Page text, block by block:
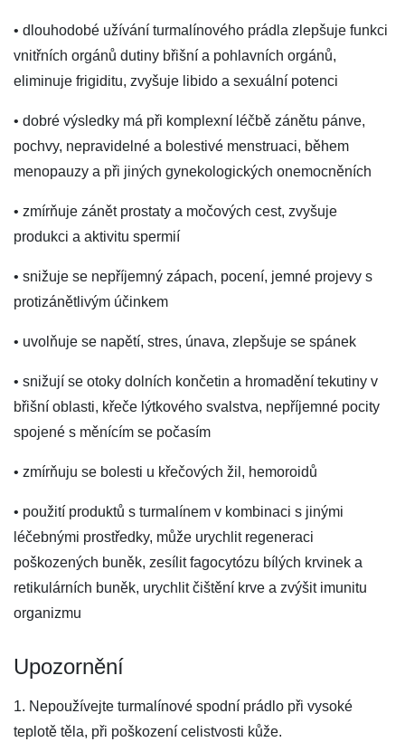
• dlouhodobé užívání turmalínového prádla zlepšuje funkci
vnitřních orgánů dutiny břišní a pohlavních orgánů,
eliminuje frigiditu, zvyšuje libido a sexuální potenci
• dobré výsledky má při komplexní léčbě zánětu pánve,
pochvy, nepravidelné a bolestivé menstruaci, během
menopauzy a při jiných gynekologických onemocněních
• zmírňuje zánět prostaty a močových cest, zvyšuje
produkci a aktivitu spermií
• snižuje se nepříjemný zápach, pocení, jemné projevy s
protizánětlivým účinkem
• uvolňuje se napětí, stres, únava, zlepšuje se spánek
• snižují se otoky dolních končetin a hromadění tekutiny v
břišní oblasti, křeče lýtkového svalstva, nepříjemné pocity
spojené s měnícím se počasím
• zmírňuju se bolesti u křečových žil, hemoroidů
• použití produktů s turmalínem v kombinaci s jinými
léčebnými prostředky, může urychlit regeneraci
poškozených buněk, zesílit fagocytózu bílých krvinek a
retikulárních buněk, urychlit čištění krve a zvýšit imunitu
organizmu
Upozornění
1. Nepoužívejte turmalínové spodní prádlo při vysoké
teplotě těla, při poškození celistvosti kůže.